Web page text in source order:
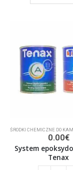
0.00€
System
Tenax